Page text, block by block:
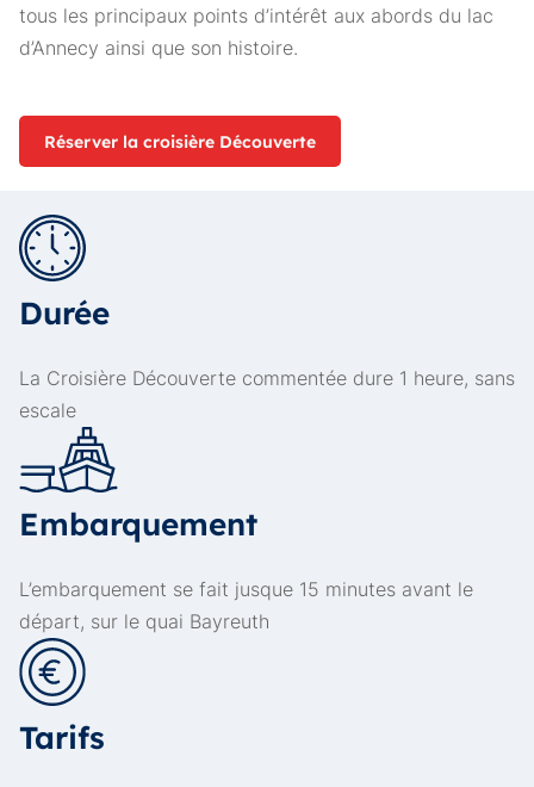
tous les principaux points d’intérêt aux abords du lac
d’Annecy ainsi que son histoire.
Réserver la croisière Découverte
Durée
La Croisière Découverte commentée dure 1 heure, sans
escale
Embarquement
L’embarquement se fait jusque 15 minutes avant le
départ, sur le quai Bayreuth
Tarifs